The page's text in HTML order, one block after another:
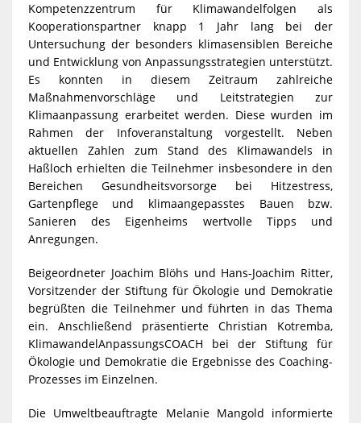
Kompetenzzentrum für Klimawandelfolgen als
Kooperationspartner knapp 1 Jahr lang bei der
Untersuchung der besonders klimasensiblen Bereiche
und Entwicklung von Anpassungsstrategien unterstützt.
Es konnten in diesem Zeitraum zahlreiche
Maßnahmenvorschläge und Leitstrategien zur
Klimaanpassung erarbeitet werden. Diese wurden im
Rahmen der Infoveranstaltung vorgestellt. Neben
aktuellen Zahlen zum Stand des Klimawandels in
Haßloch erhielten die Teilnehmer insbesondere in den
Bereichen Gesundheitsvorsorge bei Hitzestress,
Gartenpflege und klimaangepasstes Bauen bzw.
Sanieren des Eigenheims wertvolle Tipps und
Anregungen.
Beigeordneter Joachim Blöhs und Hans-Joachim Ritter,
Vorsitzender der Stiftung für Ökologie und Demokratie
begrüßten die Teilnehmer und führten in das Thema
ein. Anschließend präsentierte Christian Kotremba,
KlimawandelAnpassungsCOACH bei der Stiftung für
Ökologie und Demokratie die Ergebnisse des Coaching-
Prozesses im Einzelnen.
Die Umweltbeauftragte Melanie Mangold informierte